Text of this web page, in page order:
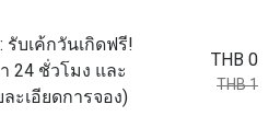
บเค้กวันเกิดฟรี!
24 ชั่วโมง และ
ะเอียดการจอง)
THB 0
THB 1